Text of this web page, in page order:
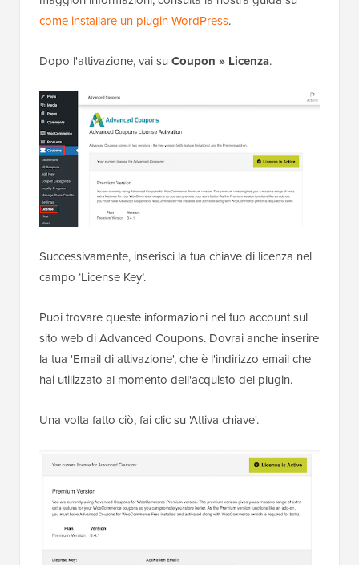
come installare un plugin WordPress.
Dopo l'attivazione, vai su Coupon » Licenza.
Successivamente, inserisci la tua chiave di licenza nel
campo ‘License Key’.
Puoi trovare queste informazioni nel tuo account sul
sito web di Advanced Coupons. Dovrai anche inserire
la tua 'Email di attivazione', che è l'indirizzo email che
hai utilizzato al momento dell'acquisto del plugin.
Una volta fatto ciò, fai clic su 'Attiva chiave'.